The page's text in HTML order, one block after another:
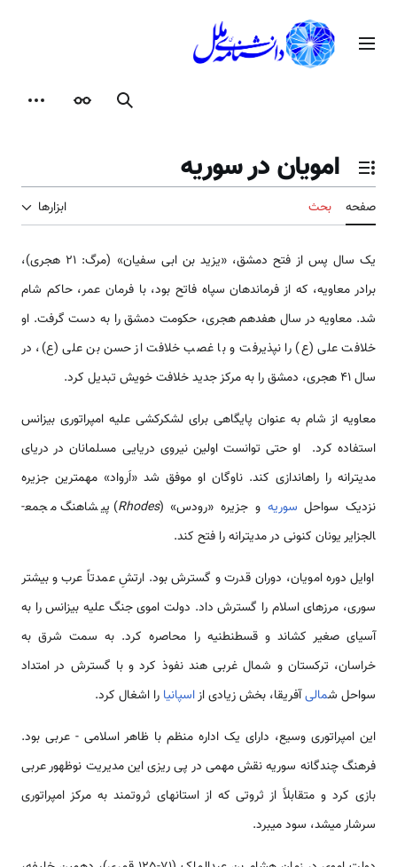
محتوامنوی اصلی
جستجوظاهر
تغییر وضعیت فهرست محتویات
امویان در سوریه
صفحه بحث ابزارها
یک سال پس از فتح دمشق، «یزید بن ابی سفیان» (مرگ: 21 هجری)،
برادر معاویه، که از فرماندهان سپاه فاتح بود، با فرمان عمر، حاکم شام
شد. معاویه در سال هفدهم هجری، حکومت دمشق را به دست گرفت. او
خلافت علی (ع) را نپذیرفت و با غصب خلافت از حسن بن علی (ع)، در
سال ۴۱ هجری، دمشق را به مرکز جدید خلافت خویش تبدیل کرد.
معاویه از شام به عنوان پایگاهی برای لشکرکشی علیه امپراتوری بیزانس
استفاده کرد. او حتی توانست اولین نیروی دریایی مسلمانان در دریای
مدیترانه را راه­اندازی کند. ناوگان او موفق شد «اَرواد» مهم­ترین جزیره
نزدیک سواحل سوریه و جزیره «رودس» (Rhodes) پیشاهنگ مجمع­
الجزایر یونان کنونی در مدیترانه را فتح کند.
اوایل دوره امویان، دوران قدرت و گسترش بود. ارتشِ عمدتاً عرب و بیشتر
سوری، مرزهای اسلام را گسترش داد. دولت اموی جنگ علیه بیزانس را به
آسیای صغیر کشاند و قسطنطنیه را محاصره کرد. به سمت شرق به
خراسان، ترکستان و شمال غربی هند نفوذ کرد و با گسترش در امتداد
سواحل شمالیآفریقا، بخش زیادی ازاسپانیا را اشغال کرد.
این امپراتوری وسیع، دارای یک اداره منظم با ظاهر اسلامی - عربی بود.
فرهنگ چندگانه سوریه نقش مهمی در پی ریزی این مدیریت نوظهور عربی
بازی کرد و متقابلاً از ثروتی که از استان­های ثروتمند به مرکز امپراتوری
سرشار می­شد، سود می­برد.